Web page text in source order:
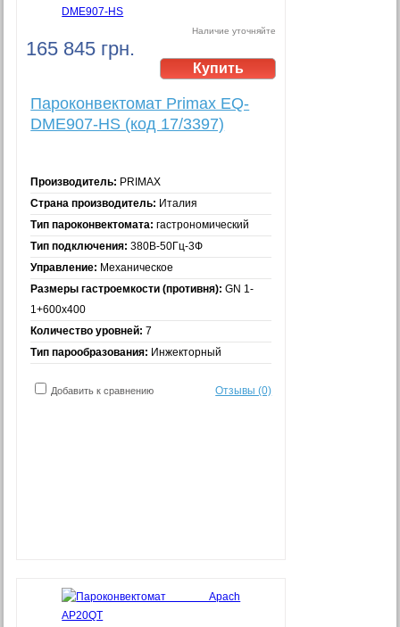
165 845 грн.
Наличие уточняйте
Пароконвектомат Primax EQ-
DME907-HS (код 17/3397)
Производитель: PRIMAX
Страна производитель: Италия
Тип пароконвектомата: гастрономический
Тип подключения: 380В-50Гц-3Ф
Управление: Механическое
Размеры гастроемкости (противня): GN 1-
1+600x400
Количество уровней: 7
Тип парообразования: Инжекторный
Добавить к сравнению Отзывы (0)